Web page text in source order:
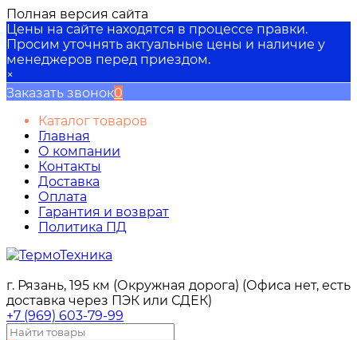
Полная версия сайта
Цены на сайте находятся в процессе правки.
Просим уточнять актуальные цены и наличие у
менеджеров перед приездом.
×
Заказать звонок0
Каталог товаров
Главная
О компании
Контакты
Доставка
Оплата
Гарантия и возврат
Политика ПД
г. Рязань, 195 км (Окружная дорога) (Офиса нет, есть
доставка через ПЭК или СДЕК)
+7 (969) 603-79-99